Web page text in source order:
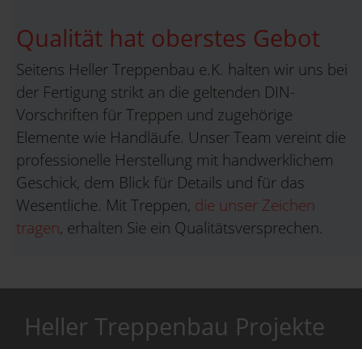
Qualität hat oberstes Gebot
Seitens Heller Treppenbau e.K. halten wir uns bei
der Fertigung strikt an die geltenden DIN-
Vorschriften für Treppen und zugehörige
Elemente wie Handläufe. Unser Team vereint die
professionelle Herstellung mit handwerklichem
Geschick, dem Blick für Details und für das
Wesentliche. Mit Treppen, die unser Zeichen
tragen, erhalten Sie ein Qualitätsversprechen.
Heller Treppenbau Projekte